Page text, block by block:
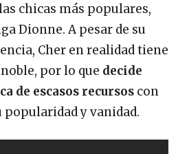
chicas más populares,
Dionne. A pesar de su
Cher en realidad tiene
por lo que decide
de escasos recursos con
popularidad y vanidad.